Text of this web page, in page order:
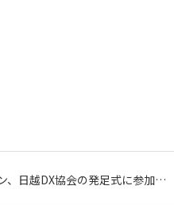
、日越DX協会の発足式に参加…